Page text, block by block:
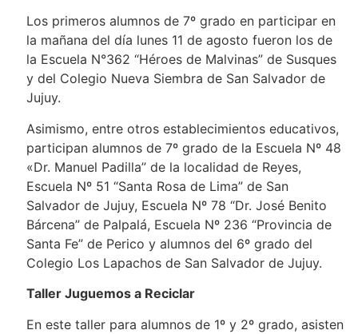
Los primeros alumnos de 7º grado en participar en
la mañana del día lunes 11 de agosto fueron los de
la Escuela N°362 “Héroes de Malvinas” de Susques
y del Colegio Nueva Siembra de San Salvador de
Jujuy.
Asimismo, entre otros establecimientos educativos,
participan alumnos de 7º grado de la Escuela Nº 48
«Dr. Manuel Padilla” de la localidad de Reyes,
Escuela Nº 51 “Santa Rosa de Lima” de San
Salvador de Jujuy, Escuela Nº 78 “Dr. José Benito
Bárcena” de Palpalá, Escuela Nº 236 “Provincia de
Santa Fe” de Perico y alumnos del 6º grado del
Colegio Los Lapachos de San Salvador de Jujuy.
Taller Juguemos a Reciclar
En este taller para alumnos de 1º y 2º grado, asisten